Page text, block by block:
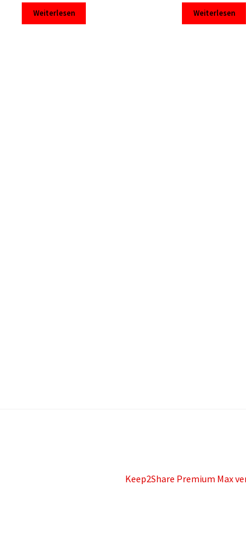
Weiterlesen Weiterlesen
Nächster
Keep2Share Premium Max